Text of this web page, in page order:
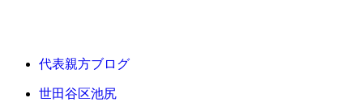
代表親方ブログ
世田谷区池尻